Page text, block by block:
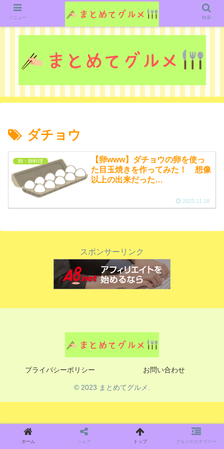
グルメ関連のいろいろなニューススレッドを紹介していきます。（鋭意作成中で
す）
ダチョウ
卵・卵料理
【卵www】ダチョウの卵を使っ
た目玉焼きを作ってみた！ 想像
以上の出来だった…
2023.11.18
スポンサーリンク
プライバシーポリシー お問い合わせ
© 2023 まとめてグルメ.
メニュー 検索
ホーム シェア トップ グルメのカテゴリー